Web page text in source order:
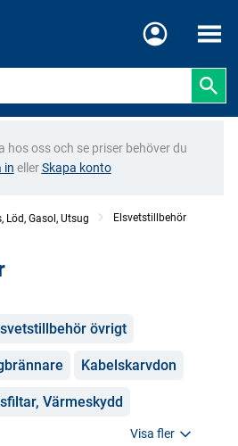
Meny
hos oss och se priser behöver du
in ellerSkapa konto
Löd, Gasol, Utsug Elsvetstillbehör
övrigt
Kabelskarvdon
Värmeskydd
Visa fler